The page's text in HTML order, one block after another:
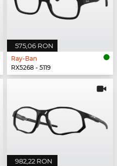
575,06 RON
Ray-Ban
RX5268 - 5119
982,22 RON